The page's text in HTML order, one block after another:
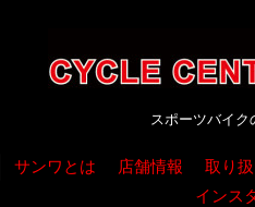
スポーツバイク
サンワとは 店舗情報 取り
インス